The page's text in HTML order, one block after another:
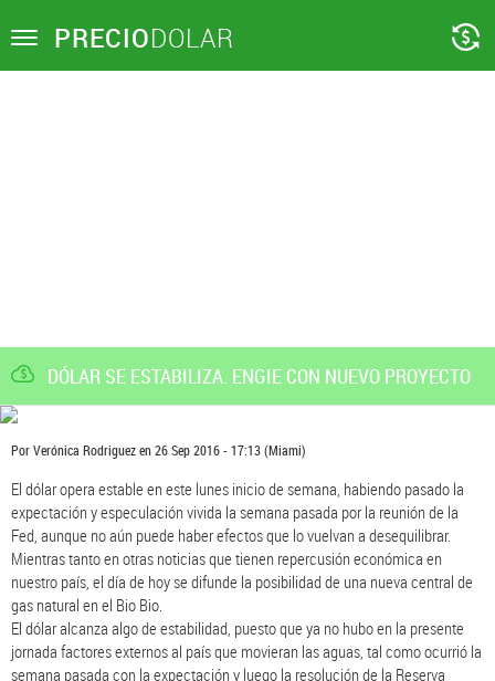
Toggle PRECIODOLAR
DÓLAR SE ESTABILIZA. ENGIE CON NUEVO PROYECTO
PorVerónica Rodriguezen26 Sep 2016 - 17:13(Miami)
El dólar opera estable en este lunes inicio de semana, habiendo pasado la
expectación y especulación vivida la semana pasada por la reunión de la
Fed, aunque no aún puede haber efectos que lo vuelvan a desequilibrar.
Mientras tanto en otras noticias que tienen repercusión económica en
nuestro país, el día de hoy se difunde la posibilidad de una nueva central de
gas natural en el Bio Bio.
El dólar alcanza algo de estabilidad, puesto que ya no hubo en la presente
jornada factores externos al país que movieran las aguas, tal como ocurrió la
semana pasada con la expectación y luego la resolución de la Reserva